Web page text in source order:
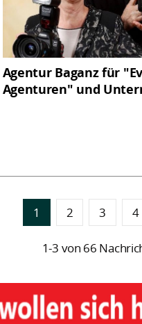
Agentur Baganz für
Agenturen" und
1 2 3 4
1-3 von 66